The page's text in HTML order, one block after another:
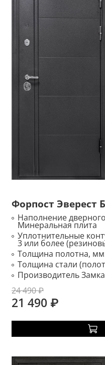
Форпост Эверест
Наполнение
Минеральная плита
Уплотнительные
3 или более
Толщина полотна,
Толщина стали
Производитель
24 490 ₽
21 490 ₽